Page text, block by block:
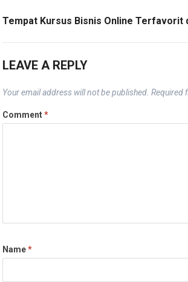
Tempat Kursus Bisnis Online Terfavorit
LEAVE A REPLY
Your email address will not be published. Required
Comment*
Name*